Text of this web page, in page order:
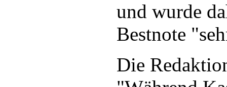
und wurde
Bestnote
Die